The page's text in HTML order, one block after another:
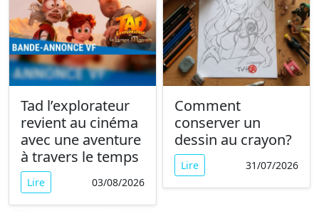
Tad l’explorateur
revient au cinéma
avec une aventure
à travers le temps
Lire 03/08/2026
Comment
conserver un
dessin au crayon?
Lire 31/07/2026